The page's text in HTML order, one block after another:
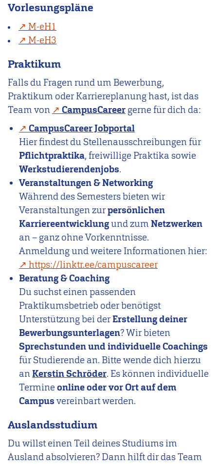
Vorlesungspläne
M-eH1
M-eH3
Praktikum
Falls du Fragen rund um Bewerbung,
Praktikum oder Karriereplanung hast, ist das
Team von
CampusCareer gerne für dich da:
CampusCareer Jobportal
Hier findest du Stellenausschreibungen für
Pflichtpraktika, freiwillige Praktika sowie
Werkstudierendenjobs.
Veranstaltungen & Networking
Während des Semesters bieten wir
Veranstaltungen zurpersönlichen
Karriereentwicklungund zumNetzwerken
an – ganz ohne Vorkenntnisse.
Anmeldung und weitere Informationen hier:
https://linktr.ee/campuscareer
Beratung & Coaching
Du suchst einen passenden
Praktikumsbetrieb oder benötigst
Unterstützung bei derErstellung deiner
Bewerbungsunterlagen? Wir bieten
Sprechstunden und individuelle Coachings
für Studierende an. Bitte wende dich hierzu
anKerstin Schröder. Es können individuelle
Termineonline oder vor Ort auf dem
Campus vereinbart werden.
Auslandsstudium
Du willst einen Teil deines Studiums im
Ausland absolvieren? Dann hilft dir das Team